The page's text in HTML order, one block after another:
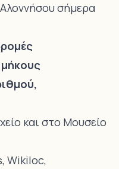
σήμερα
μήκους
και στο Μουσείο
Wikiloc,